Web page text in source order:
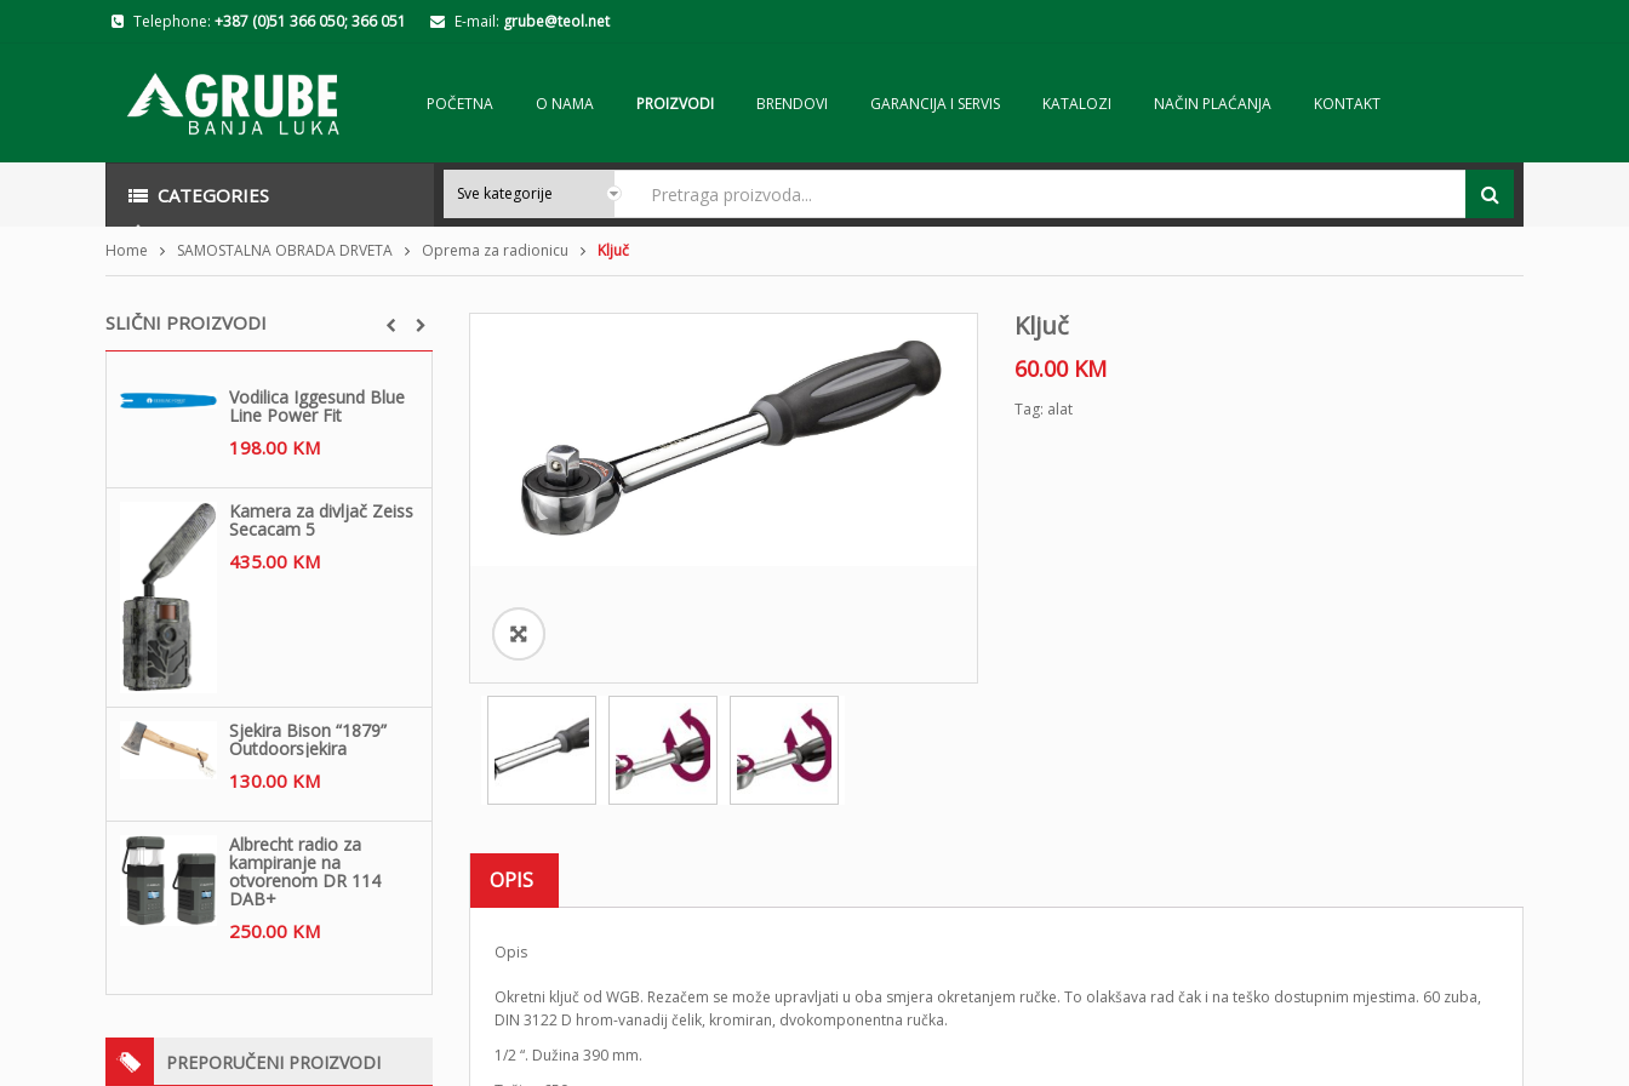
Telephone: +387 (0)51 366 050; 366 051 E-mail: grube@teol.net
POČETNA O NAMA PROIZVODI BRENDOVI GARANCIJA I SERVIS KATALOZI NAČIN PLAĆANJA KONTAKT
CATEGORIES
Home SAMOSTALNA OBRADA DRVETA Oprema za radionicu Ključ
SLIČNI PROIZVODI
Vodilica Iggesund Blue
Line Power Fit
198.00 KM
Kamera za divljač Zeiss
Secacam 5
435.00 KM
Sjekira Bison “1879”
Outdoorsjekira
130.00 KM
Albrecht radio za
kampiranje na
otvorenom DR 114
DAB+
250.00 KM
PREPORUČENI PROIZVODI
Ključ
60.00 KM
Tag: alat
OPIS
Opis
Okretni ključ od WGB. Rezačem se može upravljati u oba smjera okretanjem ručke. To olakšava rad čak i na teško dostupnim mjestima. 60 zuba,
DIN 3122 D hrom-vanadij čelik, kromiran, dvokomponentna ručka.
1/2 “. Dužina 390 mm.